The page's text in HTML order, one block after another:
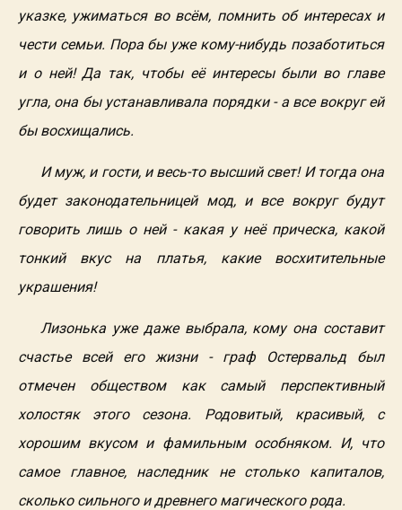
указке, ужиматься во всём, помнить об интересах и
чести семьи. Пора бы уже кому-нибудь позаботиться
и о ней! Да так, чтобы её интересы были во главе
угла, она бы устанавливала порядки - а все вокруг ей
бы восхищались.
И муж, и гости, и весь-то высший свет! И тогда она
будет законодательницей мод, и все вокруг будут
говорить лишь о ней - какая у неё прическа, какой
тонкий вкус на платья, какие восхитительные
украшения!
Лизонька уже даже выбрала, кому она составит
счастье всей его жизни - граф Остервальд был
отмечен обществом как самый перспективный
холостяк этого сезона. Родовитый, красивый, с
хорошим вкусом и фамильным особняком. И, что
самое главное, наследник не столько капиталов,
сколько сильного и древнего магического рода.